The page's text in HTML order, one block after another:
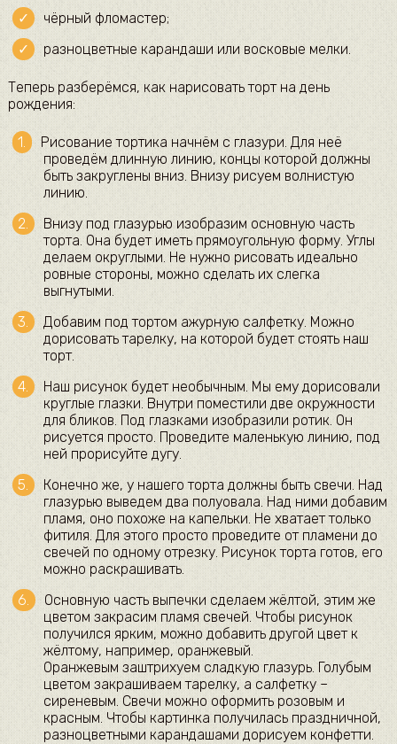
чёрный фломастер;
разноцветные карандаши или восковые мелки.
Теперь разберёмся, как нарисовать торт на день
рождения:
Рисование тортика начнём с глазури. Для неё
проведём длинную линию, концы которой должны
быть закруглены вниз. Внизу рисуем волнистую
линию.
Внизу под глазурью изобразим основную часть
торта. Она будет иметь прямоугольную форму. Углы
делаем округлыми. Не нужно рисовать идеально
ровные стороны, можно сделать их слегка
выгнутыми.
Добавим под тортом ажурную салфетку. Можно
дорисовать тарелку, на которой будет стоять наш
торт.
Наш рисунок будет необычным. Мы ему дорисовали
круглые глазки. Внутри поместили две окружности
для бликов. Под глазками изобразили ротик. Он
рисуется просто. Проведите маленькую линию, под
ней прорисуйте дугу.
Конечно же, у нашего торта должны быть свечи. Над
глазурью выведем два полуовала. Над ними добавим
пламя, оно похоже на капельки. Не хватает только
фитиля. Для этого просто проведите от пламени до
свечей по одному отрезку. Рисунок торта готов, его
можно раскрашивать.
Основную часть выпечки сделаем жёлтой, этим же
цветом закрасим пламя свечей. Чтобы рисунок
получился ярким, можно добавить другой цвет к
жёлтому, например, оранжевый.
Оранжевым заштрихуем сладкую глазурь. Голубым
цветом закрашиваем тарелку, а салфетку –
сиреневым. Свечи можно оформить розовым и
красным. Чтобы картинка получилась праздничной,
разноцветными карандашами дорисуем конфетти.